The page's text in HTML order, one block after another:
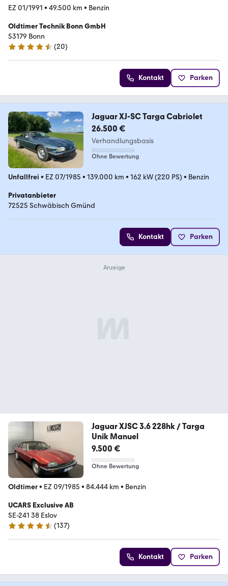
EZ 01/1991 • 49.500 km • Benzin
Oldtimer Technik Bonn GmbH
53179 Bonn
4.7 Sterne
(20)
Kontakt Parken
Jaguar XJ-SC Targa Cabriolet
26.500 €
Verhandlungsbasis
Ohne Bewertung
Unfallfrei • EZ 07/1985 • 139.000 km • 162 kW (220 PS) • Benzin
Privatanbieter
72525 Schwäbisch Gmünd
Kontakt Parken
Jaguar XJSC 3.6 228hk / Targa
Unik Manuel
9.500 €
Ohne Bewertung
Oldtimer• EZ 09/1985 • 84.444 km • Benzin
UCARS Exclusive AB
SE-241 38 Eslov
4.7 Sterne
(137)
Kontakt Parken